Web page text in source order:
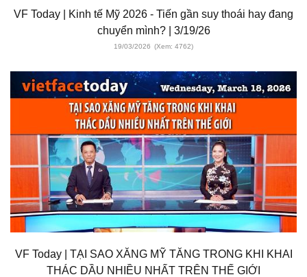
VF Today | Kinh tế Mỹ 2026 - Tiến gần suy thoái hay đang
chuyển mình? | 3/19/26
19/03/2026 (Xem: 4762)
VF Today | TẠI SAO XĂNG MỸ TĂNG TRONG KHI KHAI
THÁC DẦU NHIỀU NHẤT TRÊN THẾ GIỚI